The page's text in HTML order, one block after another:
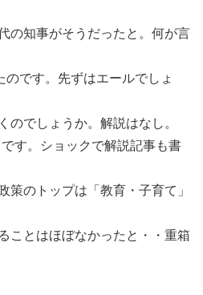
の知事がそうだったと。何が言
です。先ずはエールでしょ
のでしょうか。解説はなし。
す。ショックで解説記事も書
策のトップは「教育・子育て」
ことはほぼなかったと・・重箱